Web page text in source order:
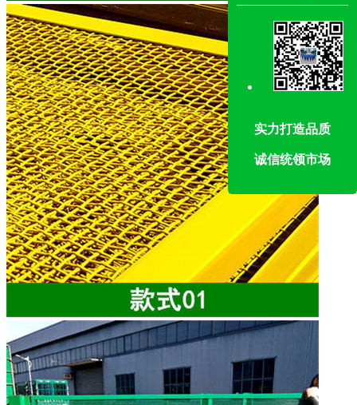
实力打造品质
诚信统领市场